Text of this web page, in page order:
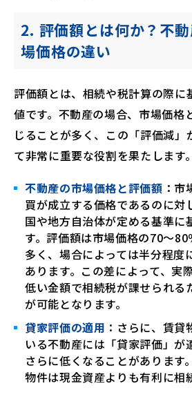
2. 評価額とは何か？不
場価格の違い
評価額とは、相続や税計算の際に
値です。不動産の場合、市場価格
じることが多く、この「評価減」
て非常に重要な役割を果たします。
不動産の市場価格と評価額 ：
買が成立する価格であるのに対
国や地方自治体が定める基準に
す。評価額は市場価格の70〜
多く、場合によっては半分程度
あります。この差によって、実
低い金額で相続税が課せられる
が可能となります。
貸家評価の適用 ：さらに、賃
いる不動産には「貸家評価」が
さらに低くなることがあります
物件は現金資産よりも有利に相